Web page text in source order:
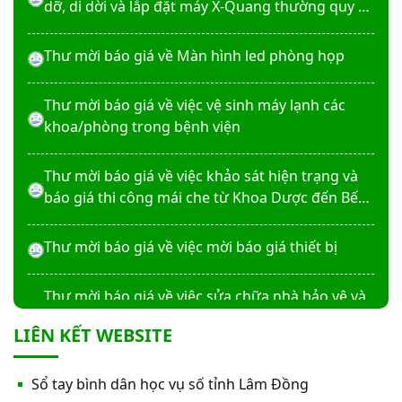
dỡ, di dời và lắp đặt máy X-Quang thường quy và
Thư mời báo giá về Màn hình led phòng họp
Thư mời báo giá về việc vệ sinh máy lạnh các
khoa/phòng trong bệnh viện
Thư mời báo giá về việc khảo sát hiện trạng và
báo giá thi công mái che từ Khoa Dược đến Bếp
Thư mời báo giá về việc mời báo giá thiết bị
Thư mời báo giá về việc sửa chữa nhà bảo vệ và
phẵng
LIÊN KẾT WEBSITE
Sổ tay bình dân học vụ số tỉnh Lâm Đồng